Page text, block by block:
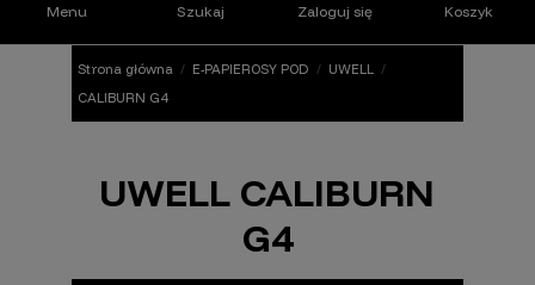
Menu Szukaj Zaloguj się Koszyk
Strona główna E-PAPIEROSY POD
UWELL
CALIBURN G4
UWELL CALIBURN
G4